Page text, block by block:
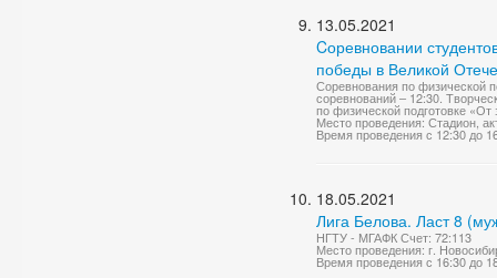
13.05.2021
Cоревновании
победы в Великой
Соревнования по физической
соревнований – 12:30.
по физической подготовке
Место проведения: Стадион,
Время проведения с 12:30 до
18.05.2021
Лига Белова. Ласт 8
НГТУ - МГАФК Счет: 72:113
Место проведения: г.
Время проведения с 16:30 до